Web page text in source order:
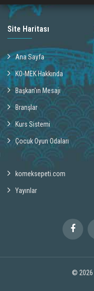
Site Haritası
Ana Sayfa
KO-MEK Hakkında
Başkan'ın Mesajı
Branşlar
Kurs Sistemi
Çocuk Oyun Odaları
komeksepeti.com
Yayınlar
© 2026